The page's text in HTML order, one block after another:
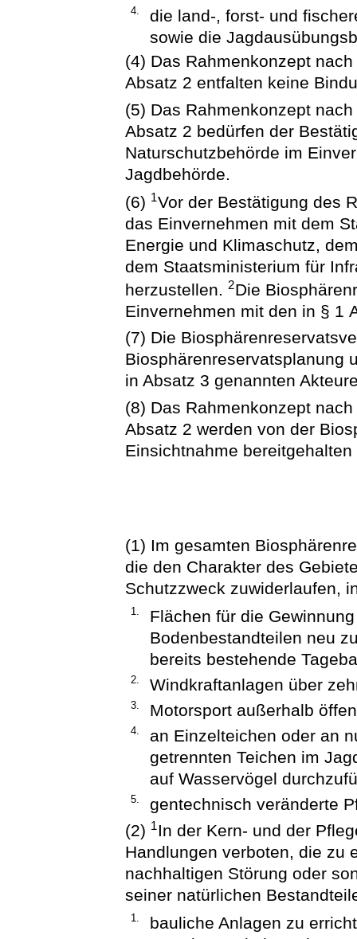
4.
die land-, forst- und
sowie die
(4) Das Rahmenkonzept
Absatz 2 entfalten keine
(5) Das Rahmenkonzept
Absatz 2 bedürfen der
Naturschutzbehörde im
Jagdbehörde.
(6) 1Vor der Bestätigung des
das Einvernehmen mit dem
Energie und Klimaschutz,
dem Staatsministerium für
herzustellen.2Die
Einvernehmen mit den in § 1
(7) Die
Biosphärenreservatsplanung
in Absatz 3 genannten
(8) Das Rahmenkonzept
Absatz 2 werden von der
Einsichtnahme
(1) Im gesamten
die den Charakter des
Schutzzweck zuwiderlaufen,
1.
Flächen für die
Bodenbestandteilen neu
bereits bestehende
2. Windkraftanlagen über
3. Motorsport außerhalb
4.
an Einzelteichen oder an
getrennten Teichen im
auf Wasservögel
5.
gentechnisch veränderte
(2) 1 In der Kern- und der
Handlungen verboten, die zu
nachhaltigen Störung oder
seiner natürlichen
1.
bauliche Anlagen zu